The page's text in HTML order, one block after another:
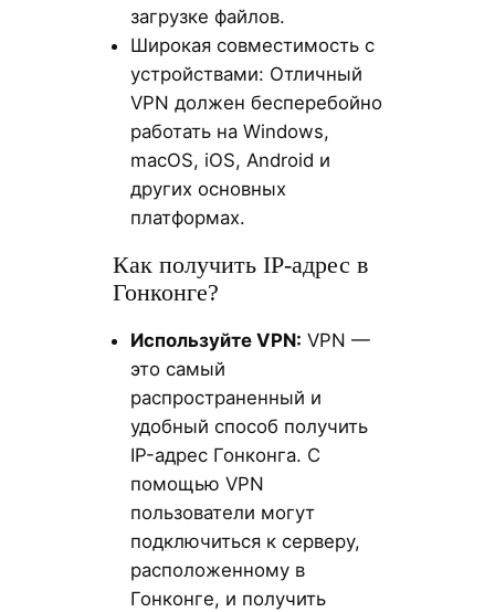
загрузке файлов.
Широкая совместимость с
устройствами: Отличный
VPN должен бесперебойно
работать на Windows,
macOS, iOS, Android и
других основных
платформах.
Как получить IP-адрес в
Гонконге?
Используйте VPN: VPN —
это самый
распространенный и
удобный способ получить
IP-адрес Гонконга. С
помощью VPN
пользователи могут
подключиться к серверу,
расположенному в
Гонконге, и получить